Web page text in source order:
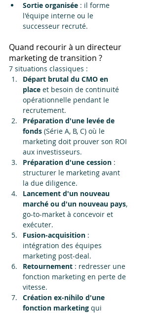
Sortie organisée : il forme
l'équipe interne ou le
successeur recruté.
Quand recourir à un directeur
marketing de transition ?
7 situations classiques :
Départ brutal du CMO en
place et besoin de continuité
opérationnelle pendant le
recrutement.
Préparation d'une levée de
fonds (Série A, B, C) où le
marketing doit prouver son ROI
aux investisseurs.
Préparation d'une cession :
structurer le marketing avant
la due diligence.
Lancement d'un nouveau
marché ou d'un nouveau pays,
go-to-market à concevoir et
exécuter.
Fusion-acquisition :
intégration des équipes
marketing post-deal.
Retournement : redresser une
fonction marketing en perte de
vitesse.
Création ex-nihilo d'une
fonction marketing qui